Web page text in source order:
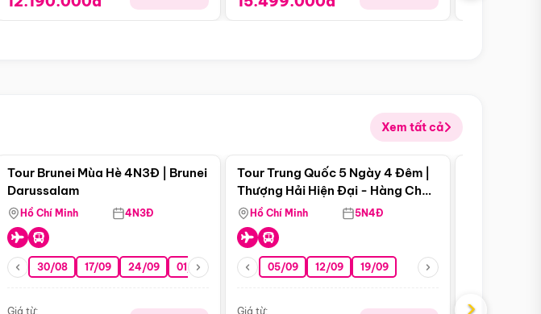
Xem tất cả
Tour Brunei Mùa Hè 4N3Đ | Brunei
Darussalam
Hồ Chí Minh 4N3Đ
30/08 17/09 24/09 01/10 15/10 29/10
Giá từ:
Điểm nổi bật
Tour Trung Quốc 5 Ngày 4 Đêm |
Thượng Hải Hiện Đại - Hàng Châu
Nên Thơ - Ô Trấn Cổ Kính
Hồ Chí Minh 5N4Đ
05/09 12/09 19/09
Giá từ: Giá từ:
›